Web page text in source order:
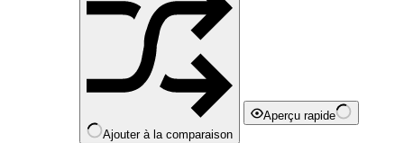
Ajouter à la comparaison
Aperçu rapide